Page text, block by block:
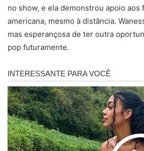
no show, e ela demonstrou apoio aos
americana, mesmo à distância.
mas esperançosa de ter outra
pop futuramente.